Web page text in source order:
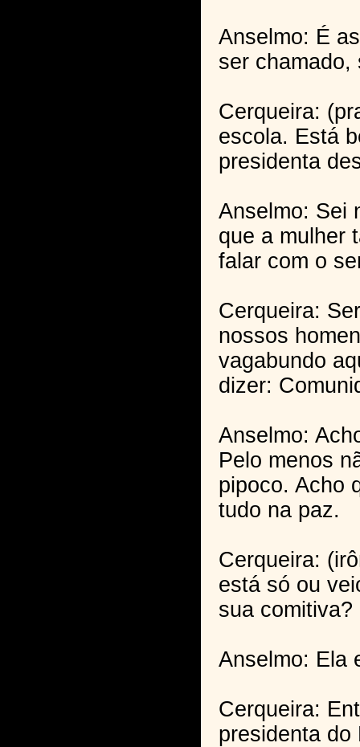
Anselmo: É
ser chamado,
Cerqueira:
escola. Está
presidenta
Anselmo: Sei
que a mulher
falar com o
Cerqueira:
nossos
vagabundo
dizer:
Anselmo:
Pelo menos
pipoco. Acho
tudo na paz.
Cerqueira:
está só ou
sua comitiva?
Anselmo: Ela
Cerqueira:
presidenta do